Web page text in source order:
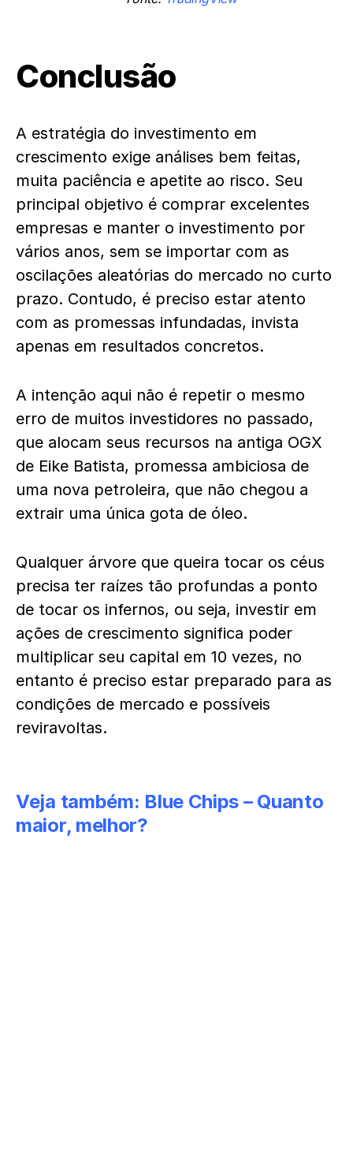
Conclusão
A estratégia do investimento em
crescimento exige análises bem feitas,
muita paciência e apetite ao risco. Seu
principal objetivo é comprar excelentes
empresas e manter o investimento por
vários anos, sem se importar com as
oscilações aleatórias do mercado no curto
prazo. Contudo, é preciso estar atento
com as promessas infundadas, invista
apenas em resultados concretos.
A intenção aqui não é repetir o mesmo
erro de muitos investidores no passado,
que alocam seus recursos na antiga OGX
de Eike Batista, promessa ambiciosa de
uma nova petroleira, que não chegou a
extrair uma única gota de óleo.
Qualquer árvore que queira tocar os céus
precisa ter raízes tão profundas a ponto
de tocar os infernos, ou seja, investir em
ações de crescimento significa poder
multiplicar seu capital em 10 vezes, no
entanto é preciso estar preparado para as
condições de mercado e possíveis
reviravoltas.
Veja também: Blue Chips – Quanto
maior, melhor?